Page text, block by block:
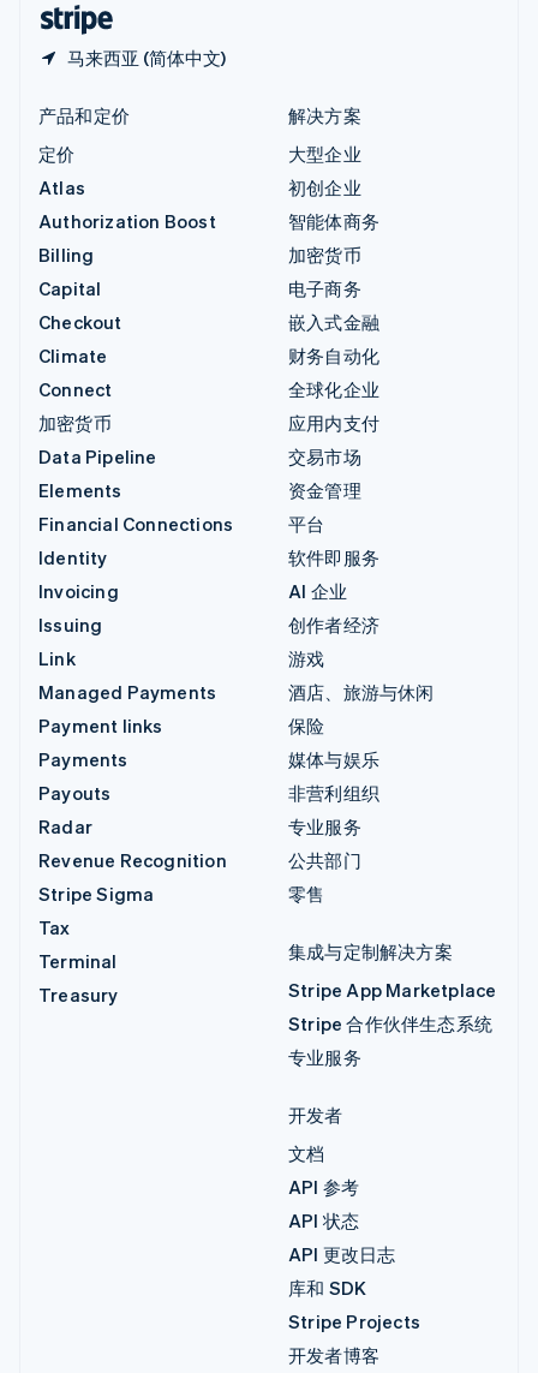
马来西亚 (简体中文)
产品和定价
定价
Atlas
Authorization Boost
Billing
Capital
Checkout
Climate
Connect
加密货币
Data Pipeline
Elements
Financial Connections
Identity
Invoicing
Issuing
Link
Managed Payments
Payment links
Payments
Payouts
Radar
Revenue Recognition
Stripe Sigma
Tax
Terminal
Treasury
解决方案
大型企业
初创企业
智能体商务
加密货币
电子商务
嵌入式金融
财务自动化
全球化企业
应用内支付
交易市场
资金管理
平台
软件即服务
AI 企业
创作者经济
游戏
酒店、旅游与休闲
保险
媒体与娱乐
非营利组织
专业服务
公共部门
零售
集成与定制解决方案
Stripe App Marketplace
Stripe 合作伙伴生态系统
专业服务
开发者
文档
API 参考
API 状态
API 更改日志
库和 SDK
Stripe Projects
开发者博客